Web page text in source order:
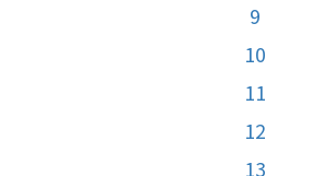
9
10
11
12
13